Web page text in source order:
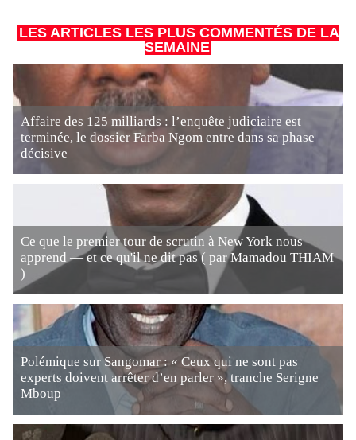
LES ARTICLES LES PLUS COMMENTÉS DE LA
SEMAINE
Affaire des 125 milliards : l’enquête judiciaire est
terminée, le dossier Farba Ngom entre dans sa phase
décisive
Ce que le premier tour de scrutin à New York nous
apprend — et ce qu'il ne dit pas ( par Mamadou THIAM
)
Polémique sur Sangomar : « Ceux qui ne sont pas
experts doivent arrêter d’en parler », tranche Serigne
Mboup